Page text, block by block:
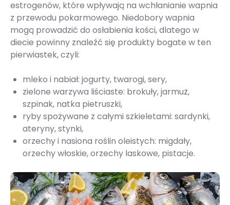
estrogenów, które wpływają na wchłanianie wapnia
z przewodu pokarmowego. Niedobory wapnia
mogą prowadzić do osłabienia kości, dlatego w
diecie powinny znaleźć się produkty bogate w ten
pierwiastek, czyli:
mleko i nabiał: jogurty, twarogi, sery,
zielone warzywa liściaste: brokuły, jarmuż,
szpinak, natka pietruszki,
ryby spożywane z całymi szkieletami: sardynki,
ateryny, stynki,
orzechy i nasiona roślin oleistych: migdały,
orzechy włoskie, orzechy laskowe, pistacje.